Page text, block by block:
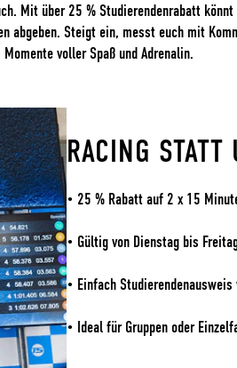
Mit über 25 % Studierendenrabatt könnt
abgeben. Steigt ein, messt euch mit
Momente voller Spaß und Adrenalin.
RACING
• 25 % Rabatt auf 2 x 15
• Gültig von Dienstag bis
• Einfach
• Ideal für Gruppen oder